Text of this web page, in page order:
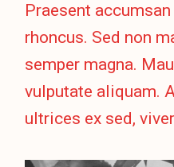
Praesent
rhoncus. Sed non
semper magna.
vulputate aliquam.
ultrices ex sed,